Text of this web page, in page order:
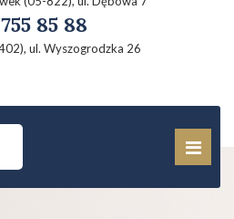
85 88
ul. Wyszogrodzka 26